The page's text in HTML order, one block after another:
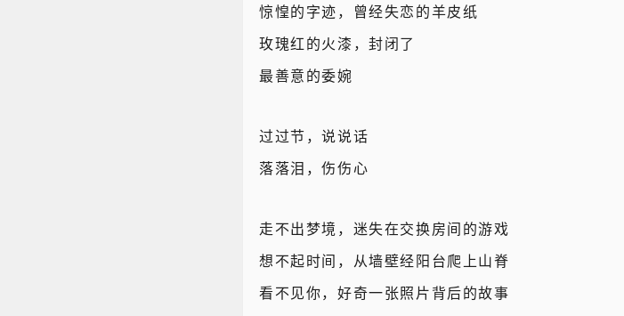
惊惶的字迹，曾经失恋的羊皮纸
玫瑰红的火漆，封闭了
最善意的委婉
过过节，说说话
落落泪，伤伤心
走不出梦境，迷失在交换房间的游戏
想不起时间，从墙壁经阳台爬上山脊
看不见你，好奇一张照片背后的故事